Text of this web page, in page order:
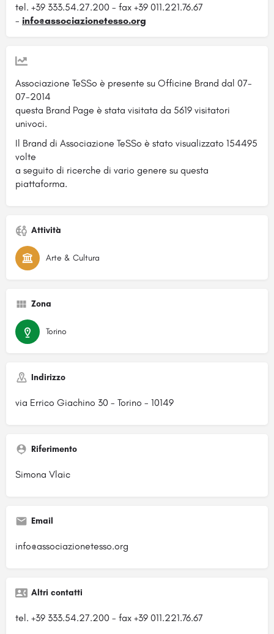
tel. +39 333.54.27.200 - fax +39 011.221.76.67
- info@associazionetesso.org
Associazione TeSSo è presente su Officine Brand dal 07-
07-2014
questa Brand Page è stata visitata da 5619 visitatori
univoci.
Il Brand di Associazione TeSSo è stato visualizzato 154495
volte
a seguito di ricerche di vario genere su questa
piattaforma.
Attività
Arte & Cultura
Zona
Torino
Indirizzo
via Errico Giachino 30 - Torino - 10149
Riferimento
Simona Vlaic
Email
info@associazionetesso.org
Altri contatti
tel. +39 333.54.27.200 - fax +39 011.221.76.67